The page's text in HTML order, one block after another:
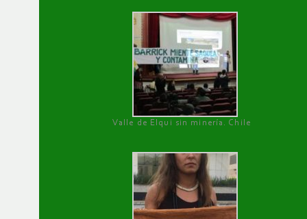
Valle de Elqui sin minería. Chile